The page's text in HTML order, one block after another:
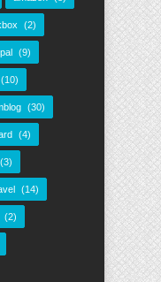
(2)
(9)
(10)
(30)
(4)
(3)
(14)
(2)